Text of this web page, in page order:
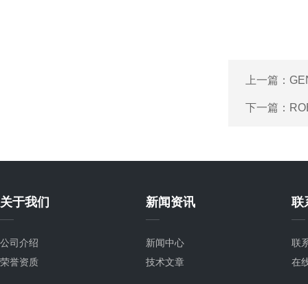
上一篇：
下一篇：
关于我们
公司介绍
荣誉资质
新闻资讯
新闻中心
技术文章
联
联
在